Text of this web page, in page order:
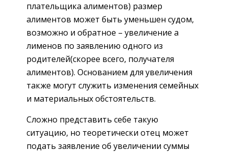
плательщика алиментов) размер
алиментов может быть уменьшен судом,
возможно и обратное – увеличение а
лименов по заявлению одного из
родителей(скорее всего, получателя
алиментов). Основанием для увеличения
также могут служить изменения семейных
и материальных обстоятельств.
Сложно представить себе такую
ситуацию, но теоретически отец может
подать заявление об увеличении суммы